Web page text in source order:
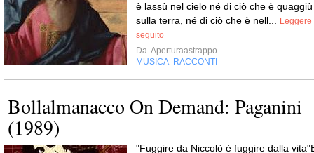
è lassù nel cielo né di ciò che è quaggiù
sulla terra, né di ciò che è nell...
Leggere
seguito
Da Aperturaastrappo
MUSICA RACCONTI
Bollalmanacco On Demand: Paganini
(1989)
"Fuggire da Niccolò è fuggire dalla